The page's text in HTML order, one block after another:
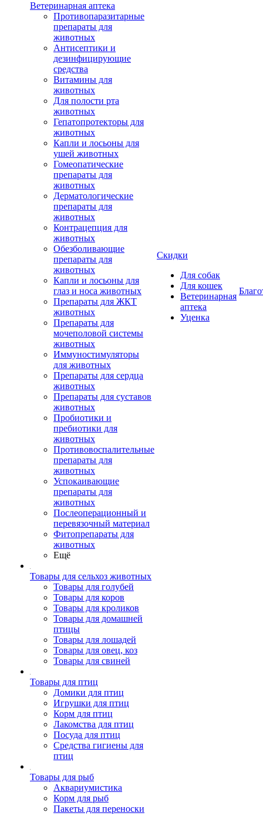
Ветеринарная аптека
Противопаразитарные
препараты для
животных
Антисептики и
дезинфицирующие
средства
Витамины для
животных
Для полости рта
животных
Гепатопротекторы для
животных
Капли и лосьоны для
ушей животных
Гомеопатические
препараты для
животных
Дерматологические
препараты для
животных
Контрацепция для
животных
Обезболивающие
препараты для
животных
Капли и лосьоны для
глаз и носа животных
Препараты для ЖКТ
животных
Препараты для
мочеполовой системы
животных
Иммуностимуляторы
для животных
Препараты для сердца
животных
Препараты для суставов
животных
Пробиотики и
пребиотики для
животных
Противовоспалительные
препараты для
животных
Успокаивающие
препараты для
животных
Послеоперационный и
перевязочный материал
Фитопрепараты для
животных
Ещё
Товары для сельхоз животных
Товары для голубей
Товары для коров
Товары для кроликов
Товары для домашней
птицы
Товары для лошадей
Товары для овец, коз
Товары для свиней
Товары для птиц
Домики для птиц
Игрушки для птиц
Корм для птиц
Лакомства для птиц
Посуда для птиц
Средства гигиены для
птиц
Товары для рыб
Аквариумистика
Корм для рыб
Пакеты для переноски
Скидки
Для собак
Для кошек
Ветеринарная
аптека
Уценка